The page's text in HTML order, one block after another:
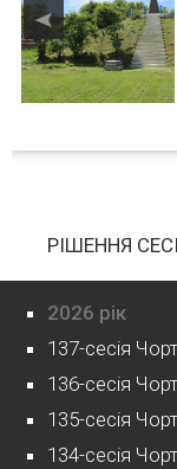
РІШЕННЯ
2026 рік
137-сесія
136-сесія
135-сесія
134-сесія